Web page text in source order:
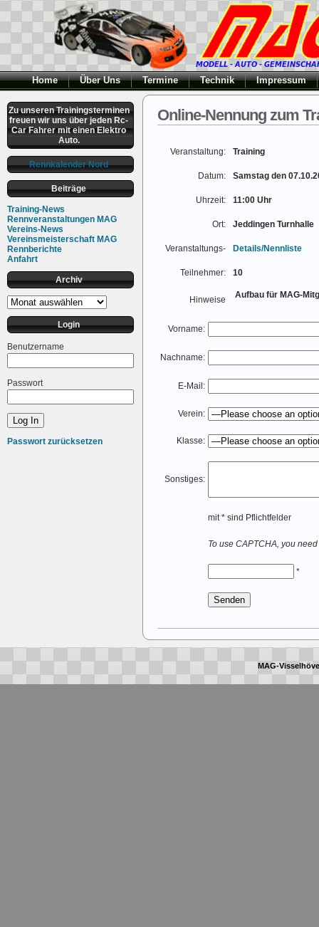
Home Über Uns Termine Technik Impressum
Zu unseren Trainingsterminen
freuen wir uns über jeden Rc-
Car Fahrer mit einen Elektro
Auto.
Rennkalender Nord
Beiträge
Training-News
Rennveranstaltungen MAG
Vereins-News
Vereinsmeisterschaft MAG
Rennberichte
Anfahrt
Archiv
Archiv
Login
Benutzername
Passwort
Passwort zurücksetzen
Online-Nennung zum
Veranstaltung: Training
Datum: Samstag den
Uhrzeit: 11:00 Uhr
Ort: Jeddingen Turnhalle
Veranstaltungs- Details/Nennliste
Teilnehmer: 10
Hinweise Aufbau für MAG-
Vorname:
Nachname:
E-Mail:
Verein:
Klasse:
Sonstiges:
mit * sind Pflichtfelder
To use CAPTCHA, you need
*
MAG-